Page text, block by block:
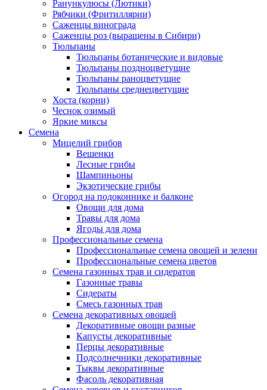
Ранункулюсы (Лютики)
Рябчики (Фритиллярии)
Саженцы винограда
Саженцы роз (выращены в Сибири)
Тюльпаны
Тюльпаны ботанические и видовые
Тюльпаны поздноцветущие
Тюльпаны раноцветущие
Тюльпаны среднецветущие
Хоста (корни)
Чеснок озимый
Яркие миксы
Семена
Мицелий грибов
Вешенки
Лесные грибы
Шампиньоны
Экзотические грибы
Огород на подоконнике и балконе
Овощи для дома
Травы для дома
Ягоды для дома
Профессиональные семена
Профессиональные семена овощей и зелени
Профессиональные семена цветов
Семена газонных трав и сидератов
Газонные травы
Сидераты
Смесь газонных трав
Семена декоративных овощей
Декоративные овощи разные
Капусты декоративные
Перцы декоративные
Подсолнечники декоративные
Тыквы декоративные
Фасоль декоративная